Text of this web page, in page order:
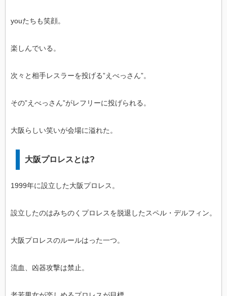
youたちも笑顔。
楽しんでいる。
次々と相手レスラーを投げる”えべっさん”。
その”えべっさん”がレフリーに投げられる。
大阪らしい笑いが会場に溢れた。
大阪プロレスとは?
1999年に設立した大阪プロレス。
設立したのはみちのくプロレスを脱退したスペル・デルフィン。
大阪プロレスのルールはった一つ。
流血、凶器攻撃は禁止。